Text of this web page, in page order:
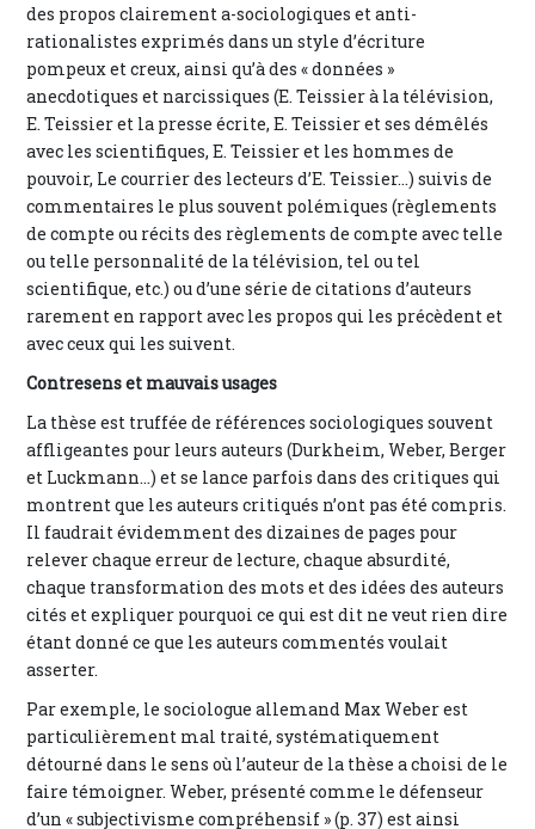
des propos clairement a-sociologiques et anti-
rationalistes exprimés dans un style d’écriture
pompeux et creux, ainsi qu’à des « données »
anecdotiques et narcissiques (E. Teissier à la télévision,
E. Teissier et la presse écrite, E. Teissier et ses démêlés
avec les scientifiques, E. Teissier et les hommes de
pouvoir, Le courrier des lecteurs d’E. Teissier...) suivis de
commentaires le plus souvent polémiques (règlements
de compte ou récits des règlements de compte avec telle
ou telle personnalité de la télévision, tel ou tel
scientifique, etc.) ou d’une série de citations d’auteurs
rarement en rapport avec les propos qui les précèdent et
avec ceux qui les suivent.
Contresens et mauvais usages
La thèse est truffée de références sociologiques souvent
affligeantes pour leurs auteurs (Durkheim, Weber, Berger
et Luckmann...) et se lance parfois dans des critiques qui
montrent que les auteurs critiqués n’ont pas été compris.
Il faudrait évidemment des dizaines de pages pour
relever chaque erreur de lecture, chaque absurdité,
chaque transformation des mots et des idées des auteurs
cités et expliquer pourquoi ce qui est dit ne veut rien dire
étant donné ce que les auteurs commentés voulait
asserter.
Par exemple, le sociologue allemand Max Weber est
particulièrement mal traité, systématiquement
détourné dans le sens où l’auteur de la thèse a choisi de le
faire témoigner. Weber, présenté comme le défenseur
d’un « subjectivisme compréhensif » (p. 37) est ainsi